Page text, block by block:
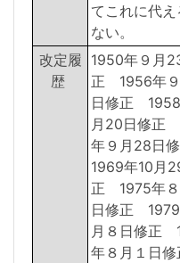
てこれに代
ない。
改定履
歴
1950年９月
正 1956年
日修正
月20日修正
年９月28日
1969年10月
正 1975年
日修正
月８日修正
年８月１日